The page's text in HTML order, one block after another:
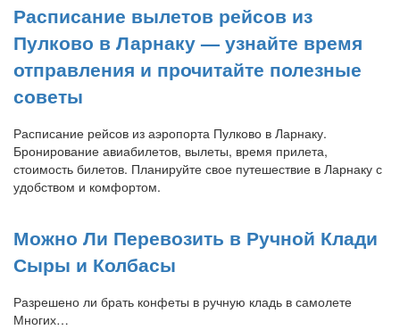
Расписание вылетов рейсов из
Пулково в Ларнаку — узнайте время
отправления и прочитайте полезные
советы
Расписание рейсов из аэропорта Пулково в Ларнаку.
Бронирование авиабилетов, вылеты, время прилета,
стоимость билетов. Планируйте свое путешествие в Ларнаку с
удобством и комфортом.
Можно Ли Перевозить в Ручной Клади
Сыры и Колбасы
Разрешено ли брать конфеты в ручную кладь в самолете
Многих…